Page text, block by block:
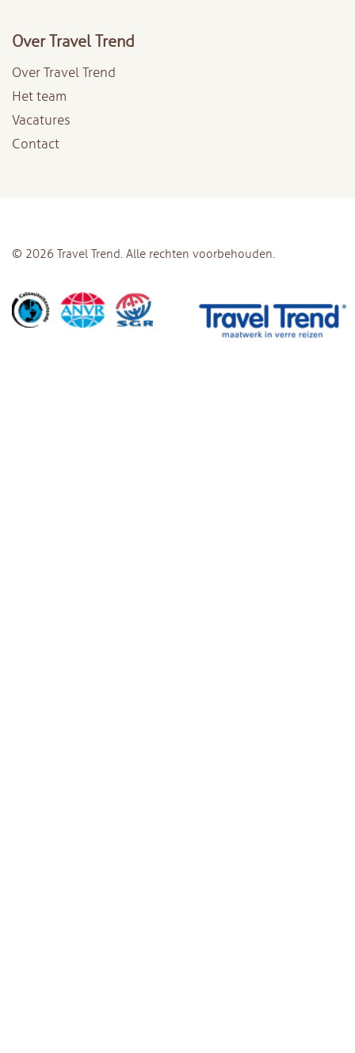
Over Travel Trend
Over Travel Trend
Het team
Vacatures
Contact
© 2026 Travel Trend. Alle rechten voorbehouden.